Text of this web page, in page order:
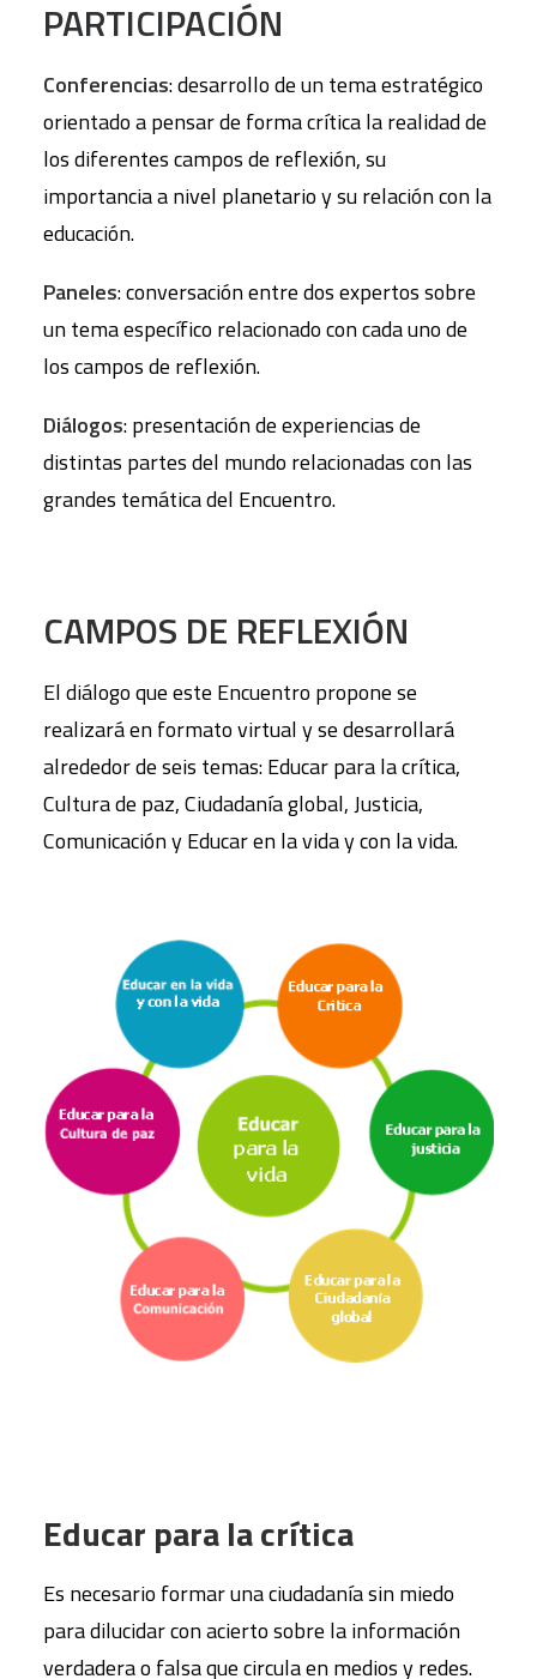
PARTICIPACIÓN
Conferencias: desarrollo de un tema estratégico
orientado a pensar de forma crítica la realidad de
los diferentes campos de reflexión, su
importancia a nivel planetario y su relación con la
educación.
Paneles: conversación entre dos expertos sobre
un tema específico relacionado con cada uno de
los campos de reflexión.
Diálogos: presentación de experiencias de
distintas partes del mundo relacionadas con las
grandes temática del Encuentro.
CAMPOS DE REFLEXIÓN
El diálogo que este Encuentro propone se
realizará en formato virtual y se desarrollará
alrededor de seis temas: Educar para la crítica,
Cultura de paz, Ciudadanía global, Justicia,
Comunicación y Educar en la vida y con la vida.
Educar para la crítica
Es necesario formar una ciudadanía sin miedo
para dilucidar con acierto sobre la información
verdadera o falsa que circula en medios y redes.